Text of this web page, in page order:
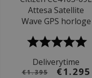
Attesa Satellite
Wave GPS horloge
Deliverytime
€1.395 €1.295